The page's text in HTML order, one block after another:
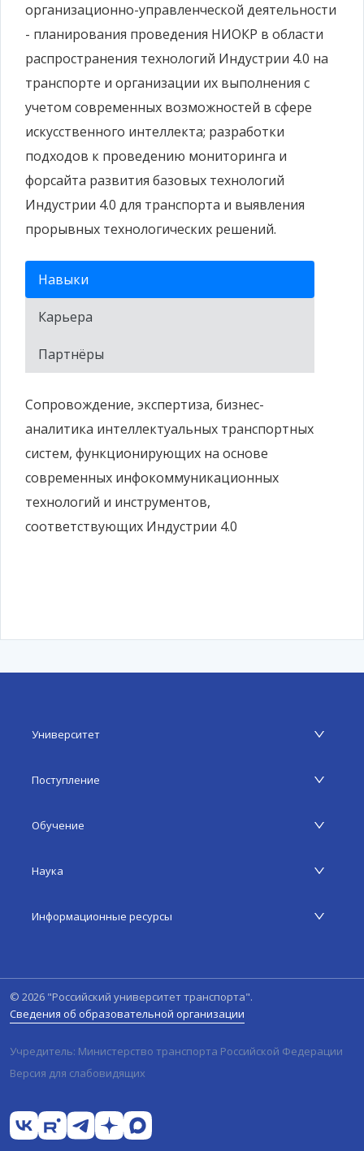
организационно-управленческой деятельности
- планирования проведения НИОКР в области
распространения технологий Индустрии 4.0 на
транспорте и организации их выполнения с
учетом современных возможностей в сфере
искусственного интеллекта; разработки
подходов к проведению мониторинга и
форсайта развития базовых технологий
Индустрии 4.0 для транспорта и выявления
прорывных технологических решений.
Навыки
Карьера
Партнёры
Сопровождение, экспертиза, бизнес-
аналитика интеллектуальных транспортных
систем, функционирующих на основе
современных инфокоммуникационных
технологий и инструментов,
соответствующих Индустрии 4.0
Университет
Поступление
Обучение
Наука
Информационные ресурсы
© 2026 "Российский университет транспорта".
Сведения об образовательной организации
Учредитель: Министерство транспорта Российской Федерации
Версия для слабовидящих